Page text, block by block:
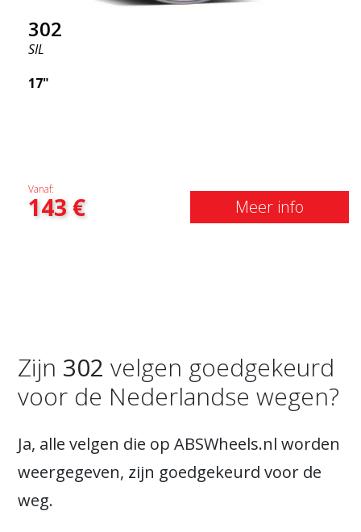
302
SIL
17"
Vanaf:
143€ Meer info
Zijn 302 velgen goedgekeurd
voor de Nederlandse wegen?
Ja, alle velgen die op ABSWheels.nl worden
weergegeven, zijn goedgekeurd voor de
weg.